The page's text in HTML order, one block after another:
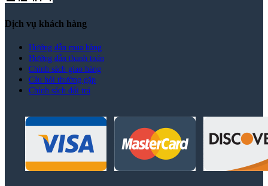
Dịch vụ khách hàng
Hướng dẫn mua hàng
Hướng dẫn thanh toán
Chính sách giao hàng
Câu hỏi thường gặp
Chính sách đổi trả